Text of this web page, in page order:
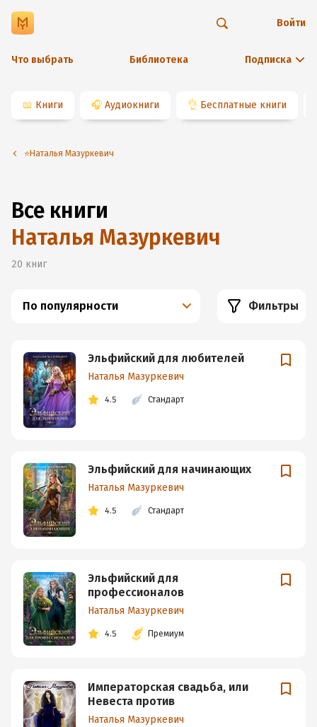
Что выбрать Библиотека Подписка
Войти
📖 Книги 🎧 Аудиокниги 👌 Бесплатные книги
⭐️Наталья Мазуркевич
Все книги
Наталья Мазуркевич
20 книг
По популярности Фильтры
Эльфийский для любителей
Наталья Мазуркевич
4.5 Стандарт
Эльфийский для начинающих
Наталья Мазуркевич
4.5 Стандарт
Эльфийский для
профессионалов
Наталья Мазуркевич
4.5 Премиум
Императорская свадьба, или
Невеста против
Наталья Мазуркевич